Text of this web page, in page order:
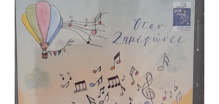
Επικοινωνία
Εισφορές